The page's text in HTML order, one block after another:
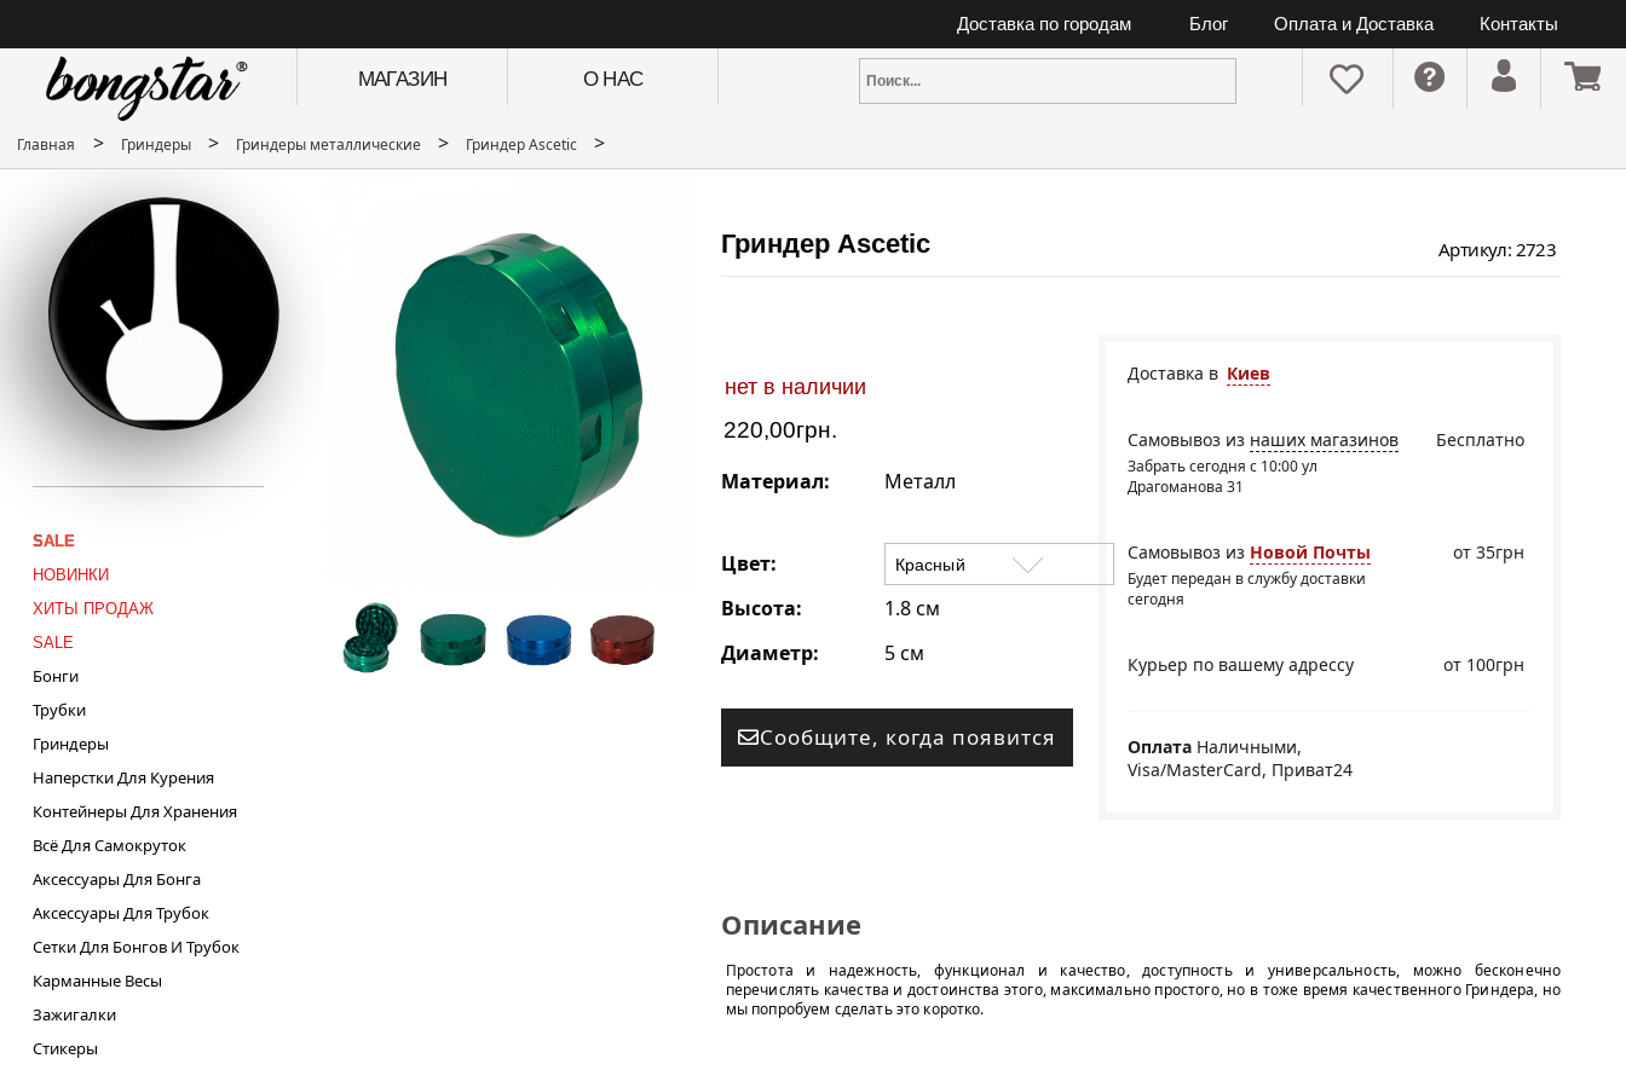
Доставка по городам Блог Оплата и Доставка Контакты
МАГАЗИН О НАС
Главная > Гриндеры > Гриндеры металлические > Гриндер Ascetic >
SALE
НОВИНКИ
ХИТЫ ПРОДАЖ
SALE
Бонги
Трубки
Гриндеры
Наперстки Для Курения
Контейнеры Для Хранения
Всё Для Самокруток
Аксессуары Для Бонга
Аксессуары Для Трубок
Сетки Для Бонгов И Трубок
Карманные Весы
Зажигалки
Стикеры
Гриндер Ascetic Артикул: 2723
нет в наличии
220,00грн.
Материал: Металл
Цвет:
Высота:
1.8 см
Диаметр:
5 см
Сообщите, когда появится
Доставка в Киев
Бесплатно
Самовывоз из наших магазинов
Забрать сегодня с 10:00 ул
Драгоманова 31
Самовывоз из Новой Почты
Будет передан в службу доставки
сегодня
от 35грн
Курьер по вашему адрессу от 100грн
Оплата Наличными,
Visa/MasterCard, Приват24
Описание
Простота и надежность, функционал и качество, доступность и универсальность, можно бесконечно
перечислять качества и достоинства этого, максимально простого, но в тоже время качественного Гриндера, но
мы попробуем сделать это коротко.